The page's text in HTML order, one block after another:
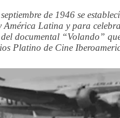
de 1946 se
América Latina y para
documental “Volando”
Platino de Cine